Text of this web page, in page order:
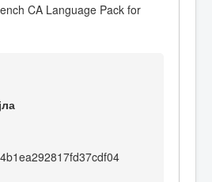
CA Language Pack for